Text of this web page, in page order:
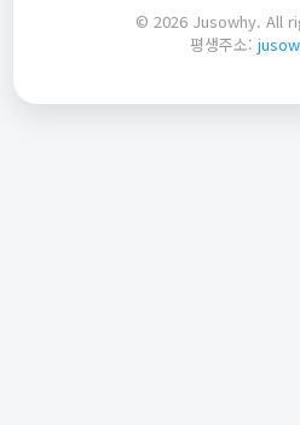
© 2026 Jusowhy. All
평생주소: